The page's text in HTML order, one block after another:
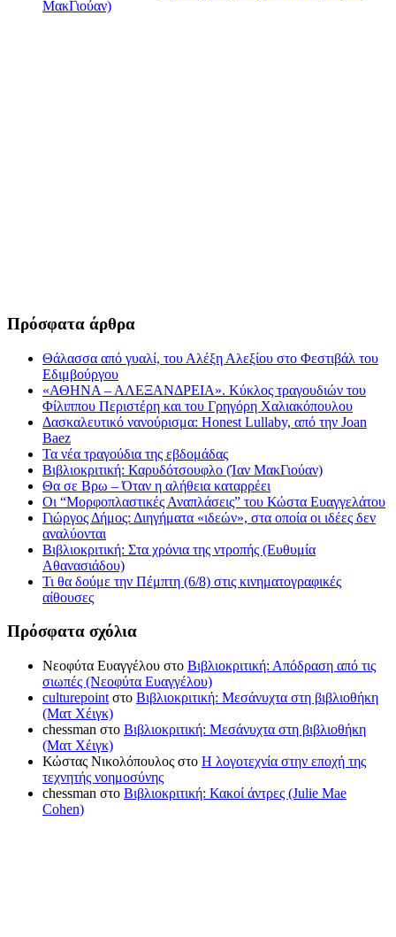
ΜακΓιούαν)
Πρόσφατα άρθρα
Θάλασσα από γυαλί, του Αλέξη Αλεξίου στο Φεστιβάλ του
Εδιμβούργου
«ΑΘΗΝΑ – ΑΛΕΞΑΝΔΡΕΙΑ». Κύκλος τραγουδιών του
Φίλιππου Περιστέρη και του Γρηγόρη Χαλιακόπουλου
Δασκαλευτικό νανούρισμα: Honest Lullaby, από την Joan
Baez
Τα νέα τραγούδια της εβδομάδας
Βιβλιοκριτική: Καρυδότσουφλο (Ίαν ΜακΓιούαν)
Θα σε Βρω – Όταν η αλήθεια καταρρέει
Οι “Μορφοπλαστικές Αναπλάσεις” του Κώστα Ευαγγελάτου
Γιώργος Δήμος: Διηγήματα «ιδεών», στα οποία οι ιδέες δεν
αναλύονται
Βιβλιοκριτική: Στα χρόνια της ντροπής (Ευθυμία
Αθανασιάδου)
Τι θα δούμε την Πέμπτη (6/8) στις κινηματογραφικές
αίθουσες
Πρόσφατα σχόλια
Νεοφύτα Ευαγγέλου στο Βιβλιοκριτική: Απόδραση από τις
σιωπές (Νεοφύτα Ευαγγέλου)
culturepoint στο Βιβλιοκριτική: Μεσάνυχτα στη βιβλιοθήκη
(Ματ Χέιγκ)
chessman στο Βιβλιοκριτική: Μεσάνυχτα στη βιβλιοθήκη
(Ματ Χέιγκ)
Κώστας Νικολόπουλος στο Η λογοτεχνία στην εποχή της
τεχνητής νοημοσύνης
chessman στο Βιβλιοκριτική: Κακοί άντρες (Julie Mae
Cohen)